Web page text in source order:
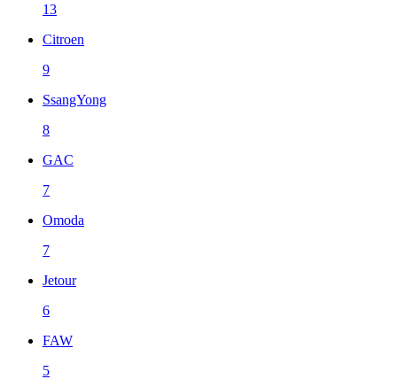
13
Citroen
9
SsangYong
8
GAC
7
Omoda
7
Jetour
6
FAW
5